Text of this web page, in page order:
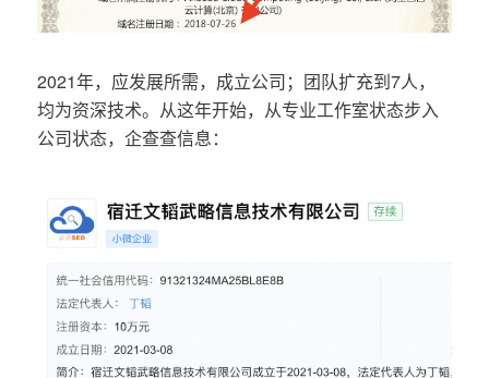
2021年，应发展所需，成立公司；团队扩充到7人，
均为资深技术。从这年开始，从专业工作室状态步入
公司状态，企查查信息：